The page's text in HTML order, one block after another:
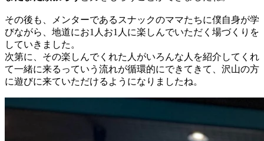
その後も、メンターであるスナックのママたちに僕自身が学
びながら、地道にお1人お1人に楽しんでいただく場づくりを
していきました。
次第に、その楽しんでくれた人がいろんな人を紹介してくれ
て一緒に来るっていう流れが循環的にできてきて、沢山の方
に遊びに来ていただけるようになりましたね。